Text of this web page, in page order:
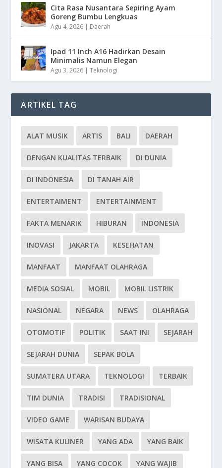
Cita Rasa Nusantara Sepiring Ayam
Goreng Bumbu Lengkuas
Agu 4, 2026 | Daerah
Ipad 11 Inch A16 Hadirkan Desain
Minimalis Namun Elegan
Agu 3, 2026 |Teknologi
ARTIKEL TAG
ALAT MUSIK ARTIS BALI DAERAH
DENGAN KUALITAS TERBAIK DI DUNIA
DI INDONESIA DI TANAH AIR
ENTERTAIMENT ENTERTAINMENT
FAKTA MENARIK HIBURAN INDONESIA
INOVASI JAKARTA KESEHATAN
MANFAAT MANFAAT OLAHRAGA
MEDIA SOSIAL MOBIL MOBIL LISTRIK
NASIONAL NEGARA NEWS OLAHRAGA
OTOMOTIF POLITIK SAAT INI SEJARAH
SEJARAH DUNIA SEPAK BOLA
SUMATERA UTARA TEKNOLOGI TERBAIK
TIM DUNIA TRADISI TRADISIONAL
VIDEO GAME WARISAN BUDAYA
WISATA KULINER YANG ADA YANG BAIK
YANG BISA YANG COCOK YANG WAJIB